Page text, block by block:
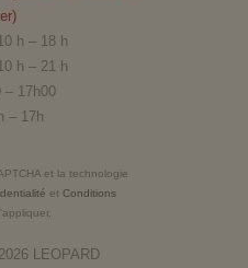
h – 18 h
h – 21 h
– 17h00
– 17h
et la technologie
et Conditions
LEOPARD